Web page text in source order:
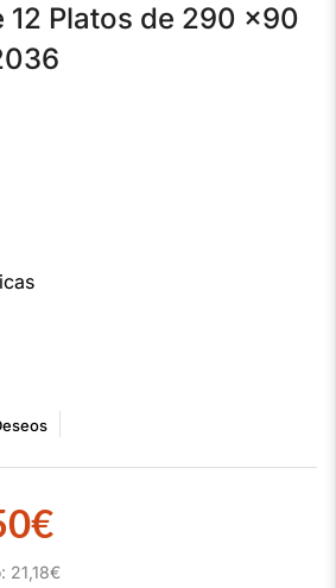
12 Platos de 290 x90
€
21,18€